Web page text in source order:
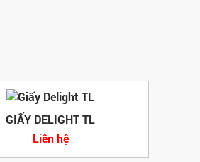
GIẤY DELIGHT TL
Liên hệ